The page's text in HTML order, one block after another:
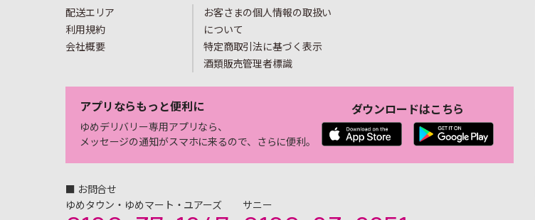
配送エリア
利用規約
会社概要
お客さまの個人情報の取扱い
について
特定商取引法に基づく表示
酒類販売管理者標識
アプリならもっと便利に
ゆめデリバリー専用アプリなら、
メッセージの通知がスマホに来るので、さらに便利。
ダウンロードはこちら
■ お問合せ
ゆめタウン・ゆめマート・ユアーズ
サニー